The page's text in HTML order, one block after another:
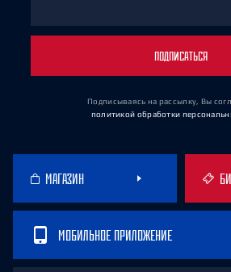
ПОДПИСАТЬСЯ
Подписываясь на рассылку, Вы
политикой обработки
МАГАЗИН
МОБИЛЬНОЕ ПРИЛОЖЕНИЕ